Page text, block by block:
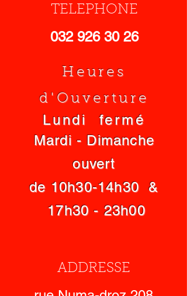
TELEPHONE
032 926 30 26
Heures
d'Ouverture
Lundi fermé
Mardi - Dimanche
ouvert
de 10h30-14h30 &
17h30 - 23h00
ADDRESSE